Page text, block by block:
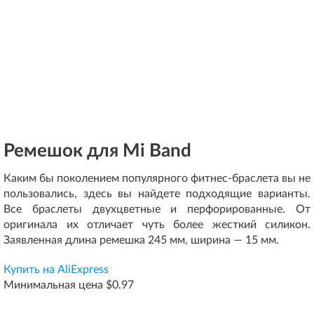
Ремешок для Mi Band
Каким бы поколением популярного фитнес-браслета вы не
пользовались, здесь вы найдете подходящие варианты.
Все браслеты двухцветные и перфорированные. От
оригинала их отличает чуть более жесткий силикон.
Заявленная длина ремешка 245 мм, ширина — 15 мм.
Купить на AliExpress
Минимальная цена $0.97